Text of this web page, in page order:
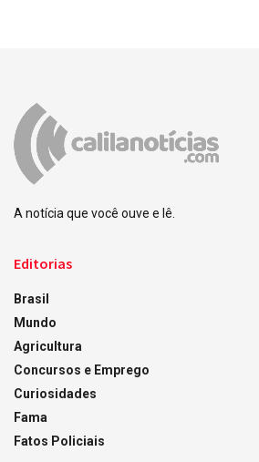
A notícia que você ouve e lê.
Editorias
Brasil
Mundo
Agricultura
Concursos e Emprego
Curiosidades
Fama
Fatos Policiais